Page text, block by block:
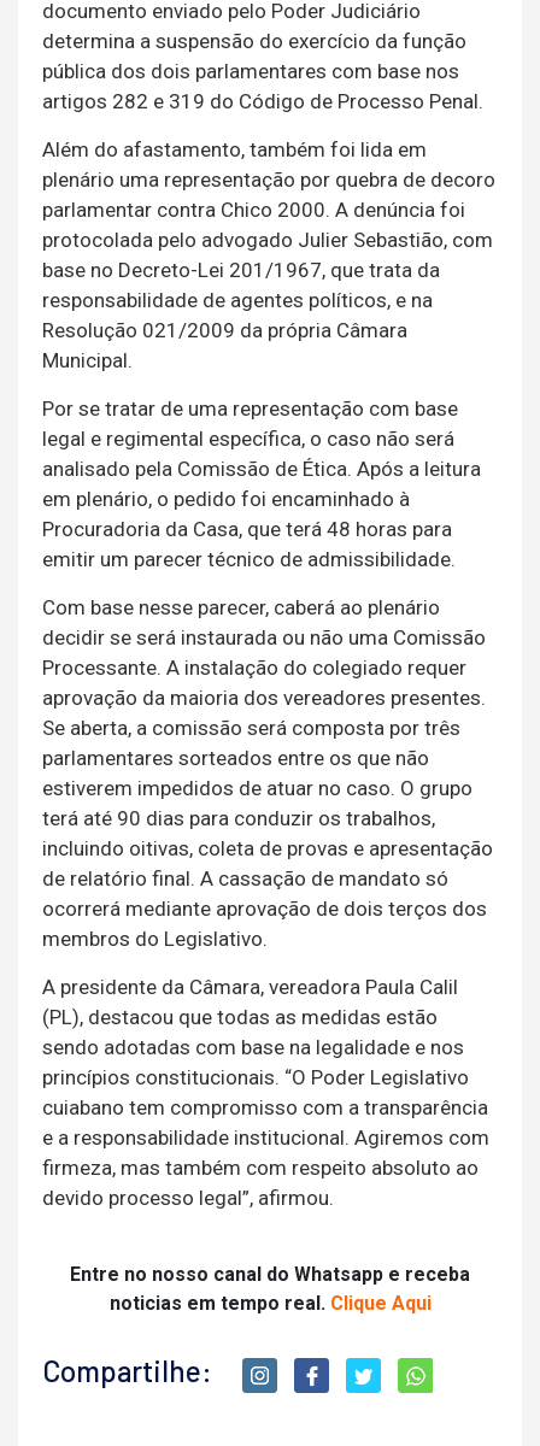
documento enviado pelo Poder Judiciário
determina a suspensão do exercício da função
pública dos dois parlamentares com base nos
artigos 282 e 319 do Código de Processo Penal.
Além do afastamento, também foi lida em
plenário uma representação por quebra de decoro
parlamentar contra Chico 2000. A denúncia foi
protocolada pelo advogado Julier Sebastião, com
base no Decreto-Lei 201/1967, que trata da
responsabilidade de agentes políticos, e na
Resolução 021/2009 da própria Câmara
Municipal.
Por se tratar de uma representação com base
legal e regimental específica, o caso não será
analisado pela Comissão de Ética. Após a leitura
em plenário, o pedido foi encaminhado à
Procuradoria da Casa, que terá 48 horas para
emitir um parecer técnico de admissibilidade.
Com base nesse parecer, caberá ao plenário
decidir se será instaurada ou não uma Comissão
Processante. A instalação do colegiado requer
aprovação da maioria dos vereadores presentes.
Se aberta, a comissão será composta por três
parlamentares sorteados entre os que não
estiverem impedidos de atuar no caso. O grupo
terá até 90 dias para conduzir os trabalhos,
incluindo oitivas, coleta de provas e apresentação
de relatório final. A cassação de mandato só
ocorrerá mediante aprovação de dois terços dos
membros do Legislativo.
A presidente da Câmara, vereadora Paula Calil
(PL), destacou que todas as medidas estão
sendo adotadas com base na legalidade e nos
princípios constitucionais. “O Poder Legislativo
cuiabano tem compromisso com a transparência
e a responsabilidade institucional. Agiremos com
firmeza, mas também com respeito absoluto ao
devido processo legal”, afirmou.
Entre no nosso canal do Whatsapp e receba
noticias em tempo real. Clique Aqui
Compartilhe: